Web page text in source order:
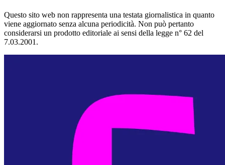
Questo sito web non rappresenta una testata giornalistica in quanto
viene aggiornato senza alcuna periodicità. Non può pertanto
considerarsi un prodotto editoriale ai sensi della legge n° 62 del
7.03.2001.